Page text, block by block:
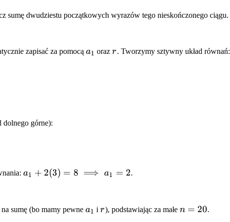
sumę dwudziestu początkowych wyrazów tego nieskończonego ciągu.
zapisać za pomocą a_1
a1 oraz r
r. Tworzymy sztywny układ równań:
dolnego górne):
a_1 +
\implies
a1 + 2(3) = 8 ⟹ a1 = 2.
sumę (bo mamy pewne a_1
a1 i r
r), podstawiając za małe n
n = 20.